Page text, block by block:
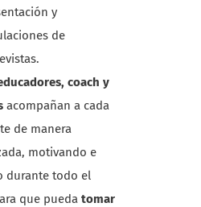
y
de
coach y
acompañan a cada
de manera
motivando e
durante todo el
que pueda tomar